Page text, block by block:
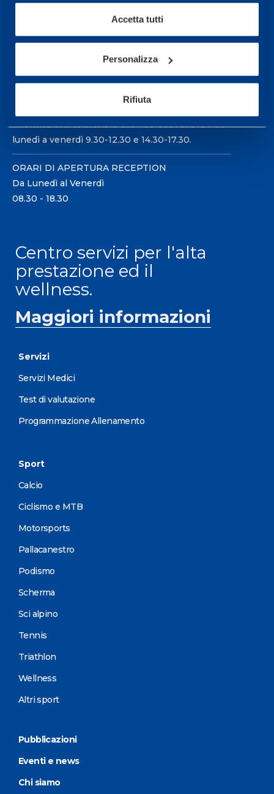
Accetta tutti
Personalizza
Rifiuta
Sport Service Mapei S.r.l. - Via Busto Fagnano 38,
21057 Olgiate Olona (Varese) Italia.
informazioni: telefonare allo +39 0331 575757 da
lunedì a venerdì 9.30-12.30 e 14.30-17.30.
ORARI DI APERTURA RECEPTION
Da Lunedì al Venerdì
08.30 - 18.30
Centro servizi per l'alta
prestazione ed il
wellness.
Maggiori informazioni
Servizi
Servizi Medici
Test di valutazione
Programmazione Allenamento
Sport
Calcio
Ciclismo e MTB
Motorsports
Pallacanestro
Podismo
Scherma
Sci alpino
Tennis
Triathlon
Wellness
Altri sport
Pubblicazioni
Eventi e news
Chi siamo